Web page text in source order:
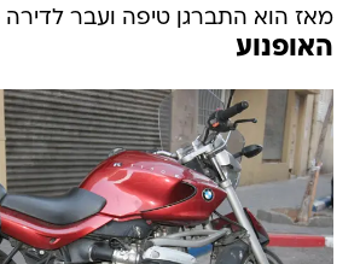
מאז הוא התברגן טיפה ועבר
האופנוע